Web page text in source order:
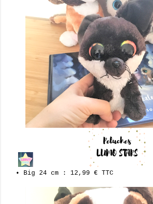
• Big 24 cm : 12,99 € TTC